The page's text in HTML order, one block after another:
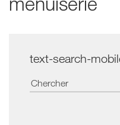
text-search-